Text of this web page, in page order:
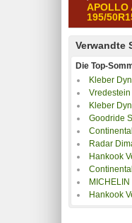
APOLLO
195/
Verwandte
Die Top-
Kleber
Vredestein
Kleber
Goodride
Continental
Radar
Hankook Ventus S1
Continental
MICHELIN
Hankook Ventus